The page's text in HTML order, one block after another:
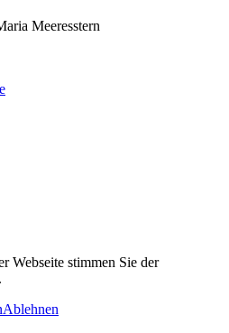
Meeresstern
Webseite stimmen Sie der
Ablehnen